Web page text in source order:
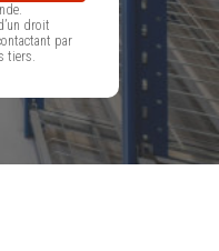
droit
par
tiers.